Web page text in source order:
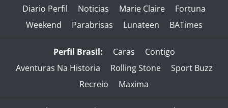
Diario Perfil Noticias Marie Claire
Fortuna
Weekend
Parabrisas Lunateen BATimes
Perfil Brasil: Caras
Contigo
Aventuras Na Historia
Rolling Stone
Sport Buzz
Recreio
Maxima